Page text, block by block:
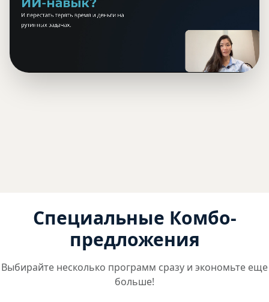
Специальные Комбо-
предложения
Выбирайте несколько программ сразу и экономьте еще
больше!